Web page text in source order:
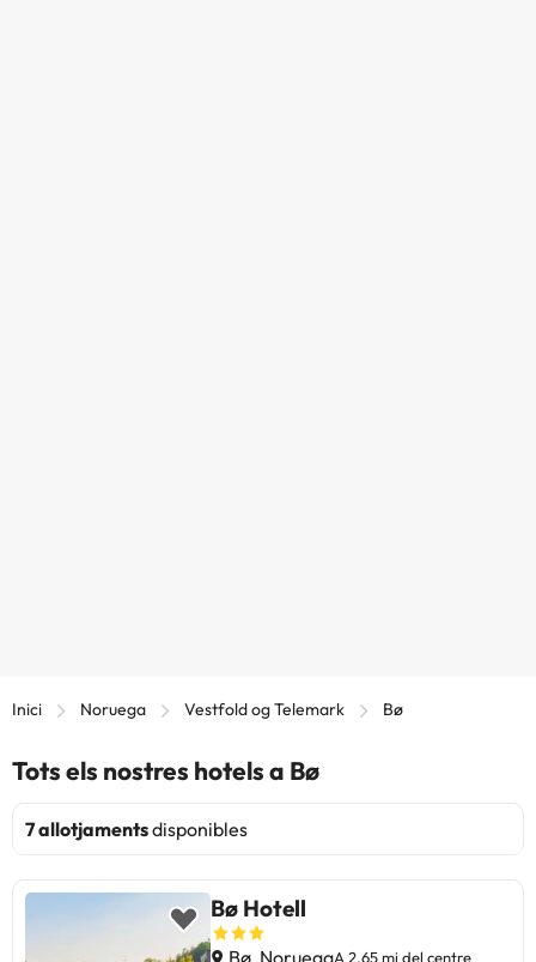
Inici Noruega Vestfold og Telemark Bø
Tots els nostres hotels a Bø
7 allotjamentsdisponibles
Bø Hotell
A 2,65 mi del centre